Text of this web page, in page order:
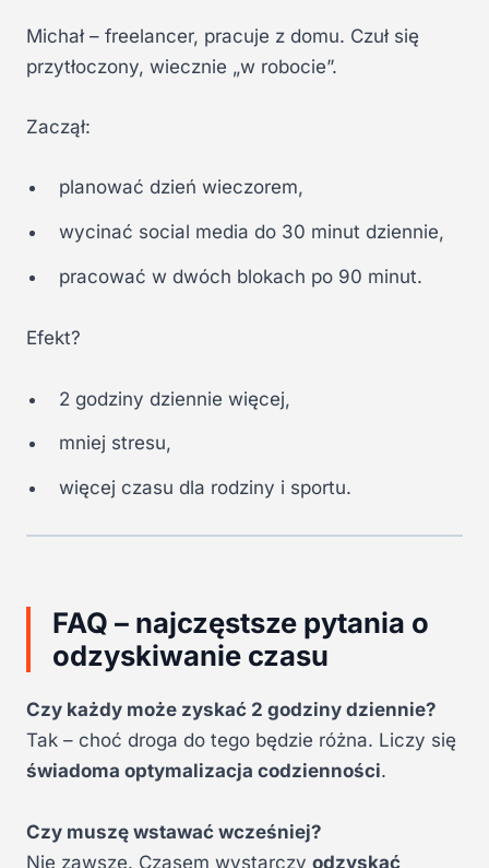
Michał – freelancer, pracuje z domu. Czuł się
przytłoczony, wiecznie „w robocie”.
Zaczął:
planować dzień wieczorem,
wycinać social media do 30 minut dziennie,
pracować w dwóch blokach po 90 minut.
Efekt?
2 godziny dziennie więcej,
mniej stresu,
więcej czasu dla rodziny i sportu.
FAQ – najczęstsze pytania o
odzyskiwanie czasu
Czy każdy może zyskać 2 godziny dziennie?
Tak – choć droga do tego będzie różna. Liczy się
świadoma optymalizacja codzienności.
Czy muszę wstawać wcześniej?
Nie zawsze. Czasem wystarczy odzyskać